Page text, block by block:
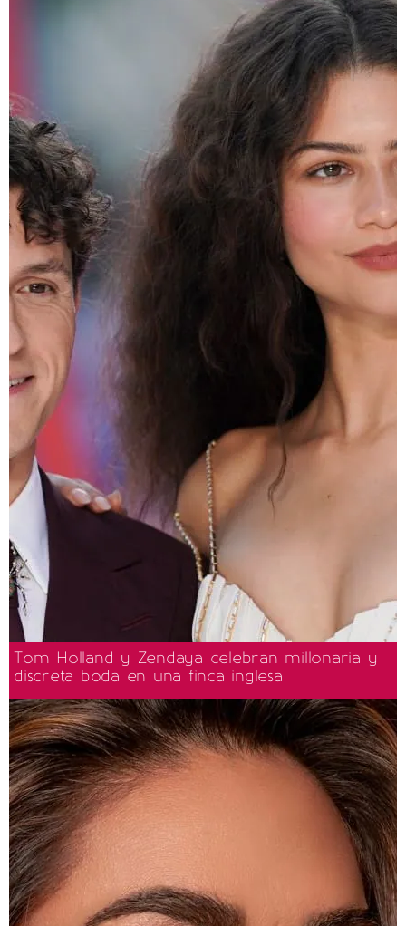
Tom Holland y Zendaya celebran millonaria y
discreta boda en una finca inglesa